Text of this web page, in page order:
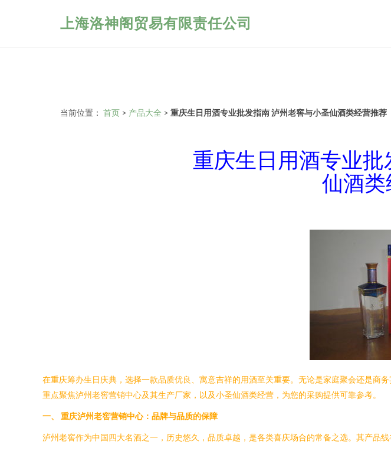
上海洛神阁贸易有限责任公司
当前位置： 首页 > 产品大全 > 重庆生日用酒专业批发指南 泸州老窖与小圣仙酒类经营推荐
重庆生日用酒专业
仙酒
在重庆筹办生日庆典，选择一款品质优良、寓意吉祥的用酒至关重要。无论是家庭聚会还是商
重点聚焦泸州老窖营销中心及其生产厂家，以及小圣仙酒类经营，为您的采购提供可靠参考。
一、 重庆泸州老窖营销中心：品牌与品质的保障
泸州老窖作为中国四大名酒之一，历史悠久，品质卓越，是各类喜庆场合的常备之选。其产品